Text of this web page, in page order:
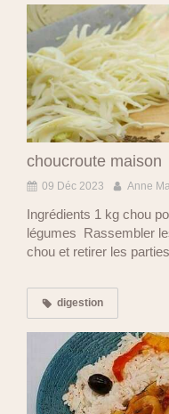
choucroute maison
09 Déc 2023 Anne
Ingrédients 1 kg chou
légumes Rassembler
chou et retirer les
digestion